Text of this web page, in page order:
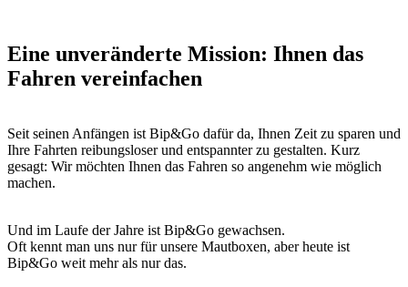
Eine unveränderte Mission: Ihnen das
Fahren vereinfachen
Seit seinen Anfängen ist Bip&Go dafür da, Ihnen Zeit zu sparen und
Ihre Fahrten reibungsloser und entspannter zu gestalten. Kurz
gesagt: Wir möchten Ihnen das Fahren so angenehm wie möglich
machen.
Und im Laufe der Jahre ist Bip&Go gewachsen.
Oft kennt man uns nur für unsere Mautboxen, aber heute ist
Bip&Go weit mehr als nur das.